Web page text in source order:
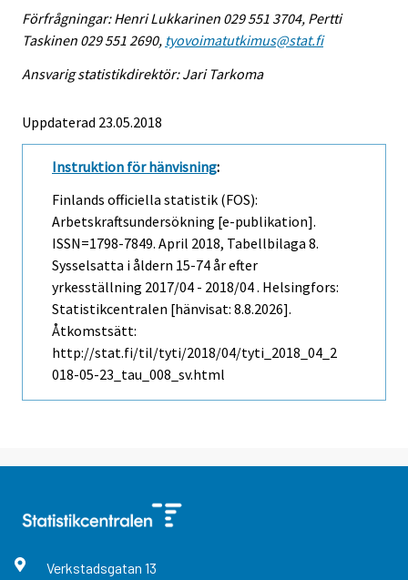
Förfrågningar: Henri Lukkarinen 029 551 3704, Pertti
Taskinen 029 551 2690, tyovoimatutkimus@stat.fi
Ansvarig statistikdirektör: Jari Tarkoma
Uppdaterad 23.05.2018
Instruktion för hänvisning:
Finlands officiella statistik (FOS):
Arbetskraftsundersökning [e-publikation].
ISSN=1798-7849. April 2018, Tabellbilaga 8.
Sysselsatta i åldern 15-74 år efter
yrkesställning 2017/04 - 2018/04 . Helsingfors:
Statistikcentralen [hänvisat: 8.8.2026].
Åtkomstsätt:
http://stat.fi/til/tyti/2018/04/tyti_2018_04_2
018-05-23_tau_008_sv.html
Verkstadsgatan 13